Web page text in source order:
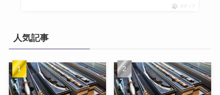
ポチップ
人気記事